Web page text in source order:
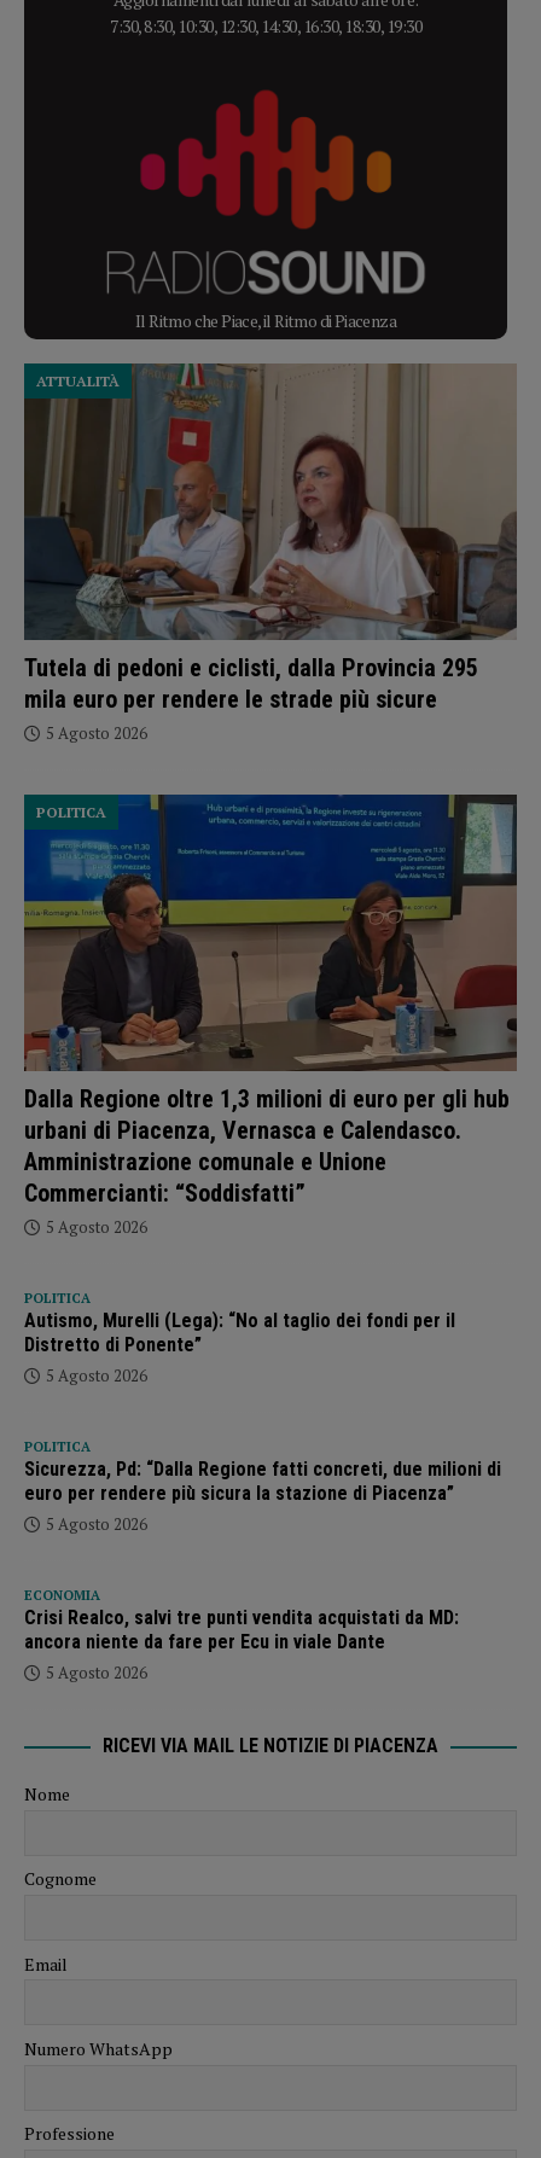
7:30, 8:30, 10:30, 12:30, 14:30, 16:30, 18:30, 19:30
Il Ritmo che Piace, il Ritmo di Piacenza
Tutela di pedoni e ciclisti, dalla Provincia 295
mila euro per rendere le strade più sicure
ATTUALITÀ
5 Agosto 2026
Dalla Regione oltre 1,3 milioni di euro per gli hub
urbani di Piacenza, Vernasca e Calendasco.
Amministrazione comunale e Unione
Commercianti: “Soddisfatti”
POLITICA
5 Agosto 2026
POLITICA
Autismo, Murelli (Lega): “No al taglio dei fondi per il
Distretto di Ponente”
5 Agosto 2026
POLITICA
Sicurezza, Pd: “Dalla Regione fatti concreti, due milioni di
euro per rendere più sicura la stazione di Piacenza”
5 Agosto 2026
ECONOMIA
Crisi Realco, salvi tre punti vendita acquistati da MD:
ancora niente da fare per Ecu in viale Dante
5 Agosto 2026
RICEVI VIA MAIL LE NOTIZIE DI PIACENZA
Nome
Cognome
Email
Numero WhatsApp
Professione